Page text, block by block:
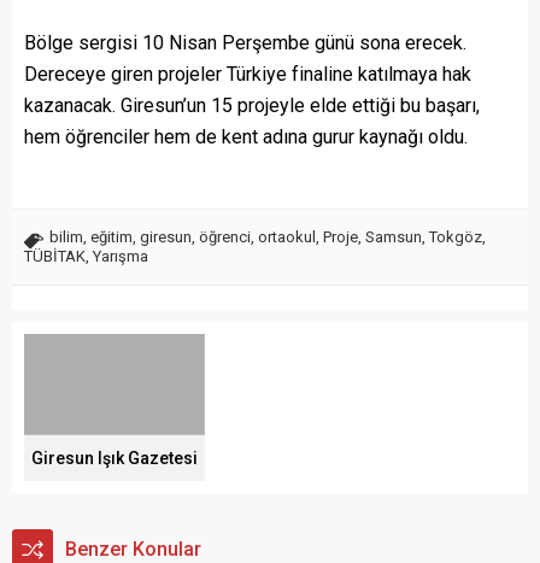
Bölge sergisi 10 Nisan Perşembe günü sona erecek.
Dereceye giren projeler Türkiye finaline katılmaya hak
kazanacak. Giresun’un 15 projeyle elde ettiği bu başarı,
hem öğrenciler hem de kent adına gurur kaynağı oldu.
bilim eğitim giresun öğrenci ortaokul Proje Samsun ,Tokgöz
TÜBİTAK Yarışma
Giresun Işık Gazetesi
Benzer Konular